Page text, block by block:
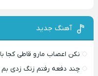
آهنگ جدید
نکن اعصاب مارو قاطی کجا
چند دفعه رفتم زنگ زدی